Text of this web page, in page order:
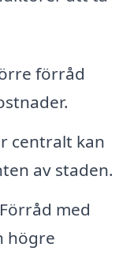
förråd
centralt kan
av staden.
Förråd med
högre